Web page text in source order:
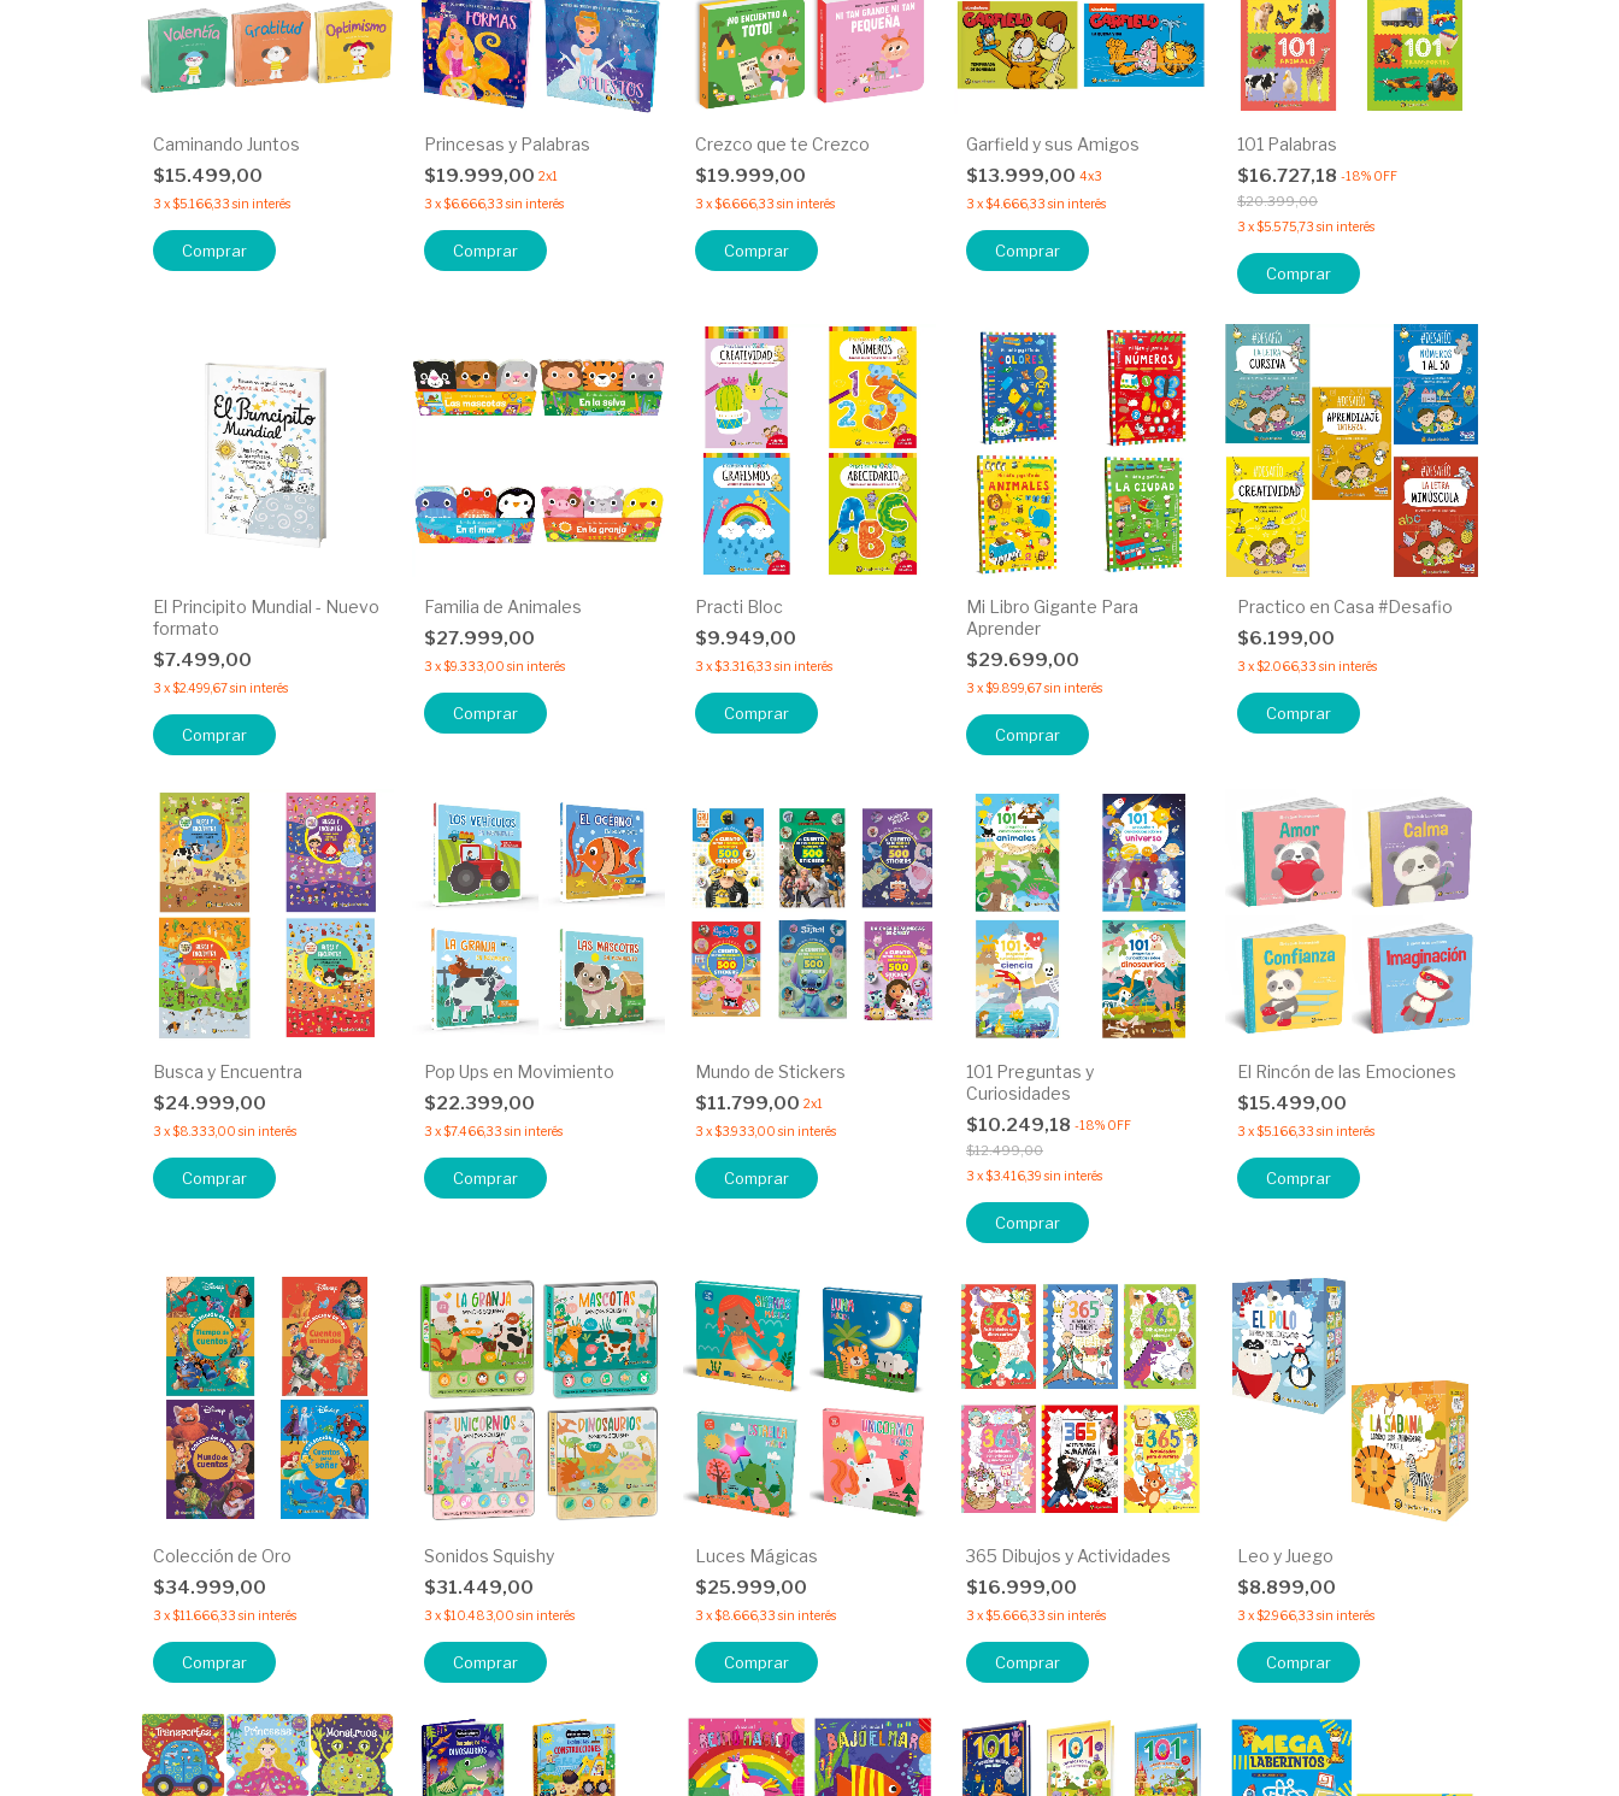
Caminando Juntos
$15.499,00
3 x$5.166,33 sin interés
Comprar
Princesas y Palabras
$19.999,00 2x1
3 x$6.666,33 sin interés
Comprar
Crezco que te Crezco
$19.999,00
3 x$6.666,33 sin interés
Comprar
Garfield y sus Amigos
$13.999,00 4x3
3 x$4.666,33 sin interés
Comprar
101 Palabras
$16.727,18 -18% OFF
$20.399,00
3 x$5.575,73 sin interés
Comprar
El Principito Mundial - Nuevo
formato
$7.499,00
3 x$2.499,67sin interés
Familia de Animales
$27.999,00
3 x$9.333,00 sin interés
Comprar
Practi Bloc
$9.949,00
3 x$3.316,33 sin interés
Comprar
Mi Libro Gigante Para
Aprender
$29.699,00
3 x$9.899,67sin interés
Comprar
Practico en Casa #Desafio
$6.199,00
3 x$2.066,33 sin interés
Comprar
Busca y Encuentra
$24.999,00
3 x$8.333,00 sin interés
Comprar
Pop Ups en Movimiento
$22.399,00
3 x$7.466,33 sin interés
Comprar
Mundo de Stickers
$11.799,00 2x1
3 x$3.933,00 sin interés
Comprar
101 Preguntas y
Curiosidades
$10.249,18 -18% OFF
$12.499,00
3 x$3.416,39 sin interés
Comprar
El Rincón de las Emociones
$15.499,00
3 x$5.166,33 sin interés
Comprar
Colección de Oro
$34.999,00
3 x$11.666,33 sin interés
Comprar
Sonidos Squishy
$31.449,00
3 x$10.483,00 sin interés
Comprar
Luces Mágicas
$25.999,00
3 x$8.666,33 sin interés
Comprar
365 Dibujos y Actividades
$16.999,00
3 x$5.666,33 sin interés
Comprar
Leo y Juego
$8.899,00
3 x$2.966,33 sin interés
Comprar